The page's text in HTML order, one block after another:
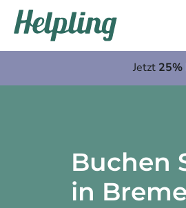
springen
Jetzt 25%
Buchen
in